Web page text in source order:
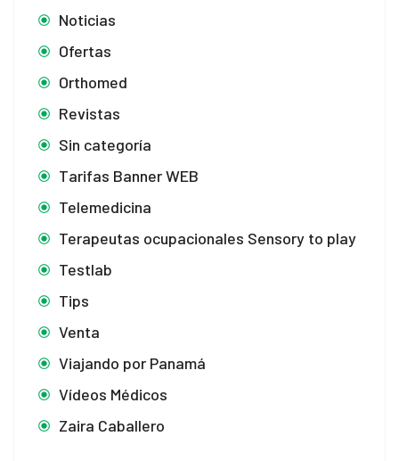
Noticias
Ofertas
Orthomed
Revistas
Sin categoría
Tarifas Banner WEB
Telemedicina
Terapeutas ocupacionales Sensory to play
Testlab
Tips
Venta
Viajando por Panamá
Vídeos Médicos
Zaira Caballero